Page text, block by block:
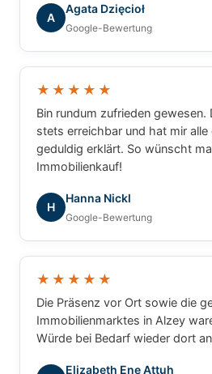
A
Agata Dzięcioł
Google-Bewertung
★★★★★
Bin rundum zufrieden gewesen.
stets erreichbar und hat mir
geduldig erklärt. So wünscht
Immobilienkauf!
H
Hanna Nickl
Google-Bewertung
★★★★★
Die Präsenz vor Ort sowie die
Immobilienmarktes in Alzey
Würde bei Bedarf wieder dort
Elizabeth Ene Attuh